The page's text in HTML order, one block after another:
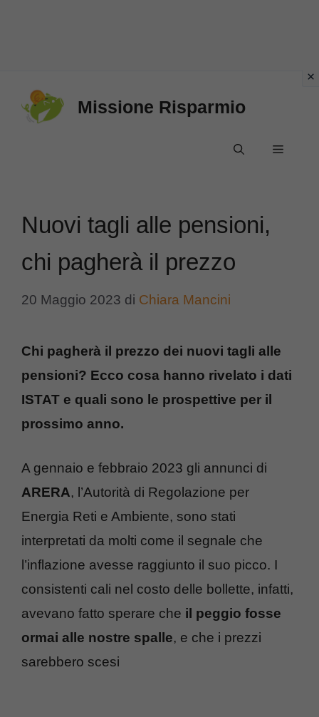
Missione Risparmio
Menu
Nuovi tagli alle pensioni,
chi pagherà il prezzo
20 Maggio 2023 di Chiara Mancini
Chi pagherà il prezzo dei nuovi tagli alle
pensioni? Ecco cosa hanno rivelato i dati
ISTAT e quali sono le prospettive per il
prossimo anno.
A gennaio e febbraio 2023 gli annunci di
ARERA, l’Autorità di Regolazione per
Energia Reti e Ambiente, sono stati
interpretati da molti come il segnale che
l’inflazione avesse raggiunto il suo picco. I
consistenti cali nel costo delle bollette, infatti,
avevano fatto sperare che il peggio fosse
ormai alle nostre spalle, e che i prezzi
sarebbero scesi